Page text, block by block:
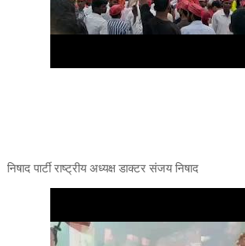
निषाद पार्टी राष्ट्रीय अध्यक्ष डाक्टर संजय निषाद